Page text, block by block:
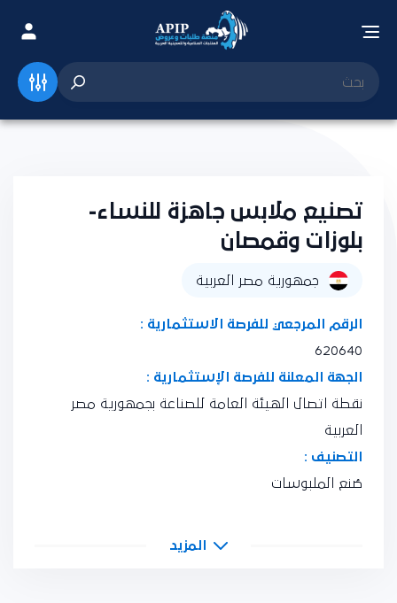
تصنيع ملابس جاهزة للنساء-
بلوزات وقمصان
جمهورية مصر العربية
الرقم المرجعي للفرصة الاستثمارية :
620640
الجهة المعلنة للفرصة الإستثمارية :
نقطة اتصال الهيئة العامة للصناعة بجمهورية مصر
العربية
التصنيف :
صُنع الملبوسات
المزيد